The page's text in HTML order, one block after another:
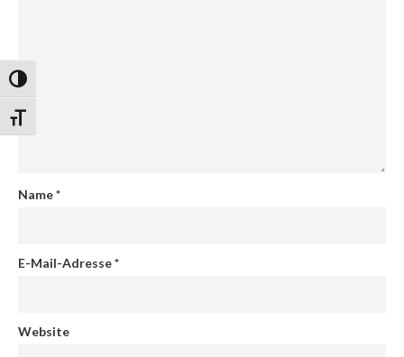
Umschalten auf hohe Kontraste
Schrift vergrößern
Name*
E-Mail-Adresse*
Website